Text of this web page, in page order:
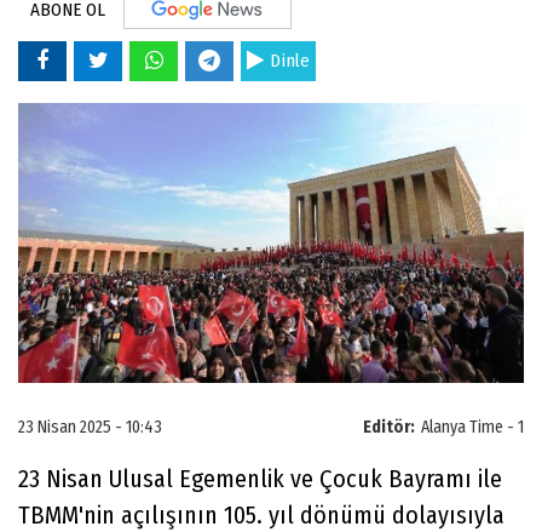
ABONE OL
Dinle
Editör: Alanya Time - 1
23 Nisan 2025 - 10:43
23 Nisan Ulusal Egemenlik ve Çocuk Bayramı ile
TBMM'nin açılışının 105. yıl dönümü dolayısıyla